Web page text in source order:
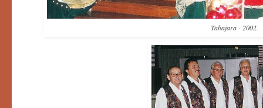
Tabajara - 2002.